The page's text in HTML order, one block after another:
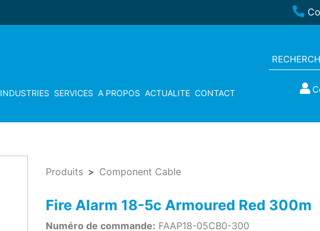
INDUSTRIES SERVICES A PROPOS ACTUALITE CONTACT
Produits Component Cable
Fire Alarm 18-5c Armoured Red 300m
Numéro de commande: FAAP18-05CB0-300